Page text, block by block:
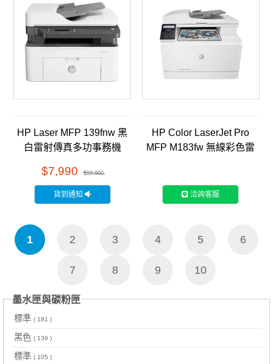
HP Laser MFP 139fnw 黑
白雷射傳真多功事務機
$7,990 $10,900
貨到通知
HP Color LaserJet Pro
MFP M183fw 無線彩色雷
洽詢客服
1 2 3 4 5 6
7 8 9 10
墨水匣與碳粉匣
標準 ( 181 )
黑色 ( 139 )
標準 ( 105 )